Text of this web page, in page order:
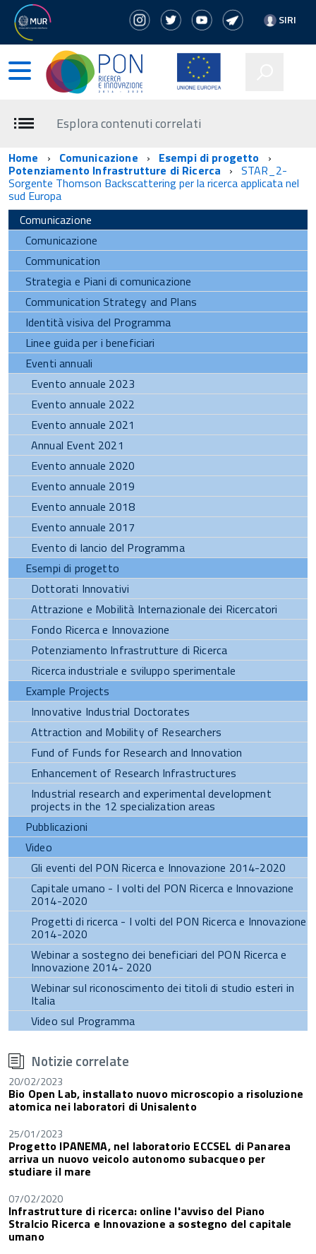
SIRI
Esplora contenuti correlati
Home Comunicazione Esempi di progetto
Potenziamento Infrastrutture di Ricerca STAR_2-
Sorgente Thomson Backscattering per la ricerca applicata nel
sud Europa
Comunicazione
Comunicazione
Communication
Strategia e Piani di comunicazione
Communication Strategy and Plans
Identità visiva del Programma
Linee guida per i beneficiari
Eventi annuali
Evento annuale 2023
Evento annuale 2022
Evento annuale 2021
Annual Event 2021
Evento annuale 2020
Evento annuale 2019
Evento annuale 2018
Evento annuale 2017
Evento di lancio del Programma
Esempi di progetto
Dottorati Innovativi
Attrazione e Mobilità Internazionale dei Ricercatori
Fondo Ricerca e Innovazione
Potenziamento Infrastrutture di Ricerca
Ricerca industriale e sviluppo sperimentale
Example Projects
Innovative Industrial Doctorates
Attraction and Mobility of Researchers
Fund of Funds for Research and Innovation
Enhancement of Research Infrastructures
Industrial research and experimental development
projects in the 12 specialization areas
Pubblicazioni
Video
Gli eventi del PON Ricerca e Innovazione 2014-2020
Capitale umano - I volti del PON Ricerca e Innovazione
2014-2020
Progetti di ricerca - I volti del PON Ricerca e Innovazione
2014-2020
Webinar a sostegno dei beneficiari del PON Ricerca e
Innovazione 2014- 2020
Webinar sul riconoscimento dei titoli di studio esteri in
Italia
Video sul Programma
all'inizio
del
contenuto
Notizie correlate
20/02/2023
Bio Open Lab, installato nuovo microscopio a risoluzione
atomica nei laboratori di Unisalento
25/01/2023
Progetto IPANEMA, nel laboratorio ECCSEL di Panarea
arriva un nuovo veicolo autonomo subacqueo per
studiare il mare
07/02/2020
Infrastrutture di ricerca: online l'avviso del Piano
Stralcio Ricerca e Innovazione a sostegno del capitale
umano